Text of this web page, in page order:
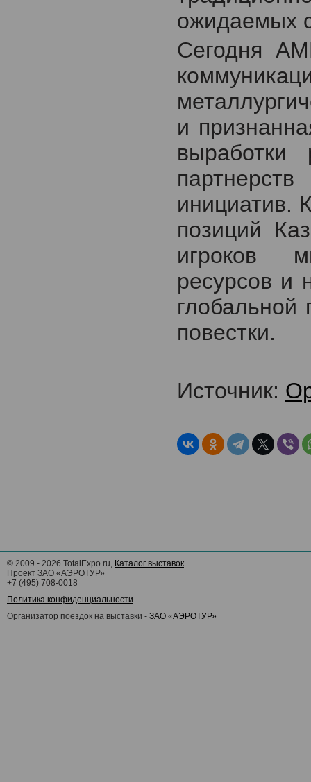
ожидаемых
Сегодня
и
инициатив.
позиций
игроков
ресурсов и
глобальной
повестки.
Источник:
© 2009 - 2026 TotalExpo.ru, Каталог выставок.
Проект ЗАО «АЭРОТУР»
+7 (495) 708-0018
Политика конфиденциальности
Организатор поездок на выставки - ЗАО «АЭРОТУР»